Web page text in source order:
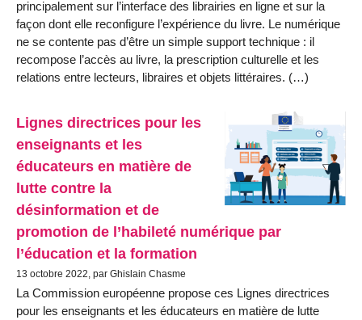
principalement sur l’interface des librairies en ligne et sur la
façon dont elle reconfigure l’expérience du livre. Le numérique
ne se contente pas d’être un simple support technique : il
recompose l’accès au livre, la prescription culturelle et les
relations entre lecteurs, libraires et objets littéraires. (…)
Lignes directrices pour les
enseignants et les
éducateurs en matière de
lutte contre la
désinformation et de
promotion de l’habileté numérique par
l’éducation et la formation
13 octobre 2022, par Ghislain Chasme
La Commission européenne propose ces Lignes directrices
pour les enseignants et les éducateurs en matière de lutte